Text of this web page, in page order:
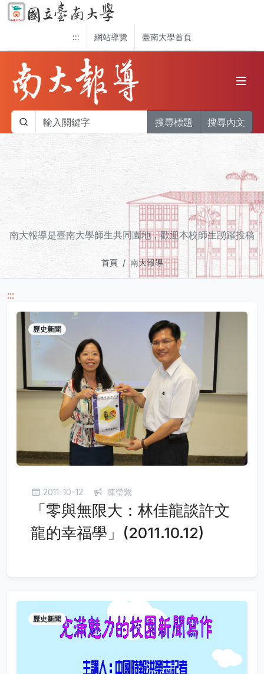
::: 網站導覽 臺南大學首頁
搜尋標題 搜尋內文
南大報導是臺南大學師生共同園地，歡迎本校師生踴躍投稿
首頁 南大報導
:::
歷史新聞
2011-10-12 陳瑩縈
「零與無限大：林佳龍談許文
龍的幸福學」(2011.10.12)
歷史新聞